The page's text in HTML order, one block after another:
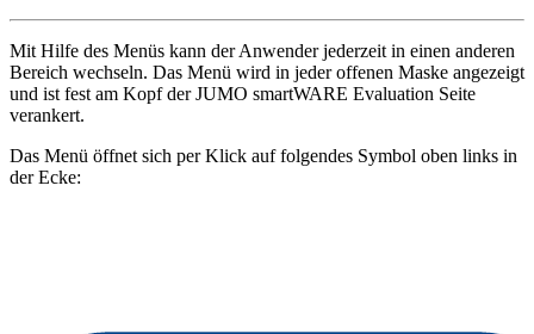
Mit Hilfe des Menüs kann der Anwender jederzeit in einen anderen
Bereich wechseln. Das Menü wird in jeder offenen Maske angezeigt
und ist fest am Kopf der JUMO smartWARE Evaluation Seite
verankert.
Das Menü öffnet sich per Klick auf folgendes Symbol oben links in
der Ecke: